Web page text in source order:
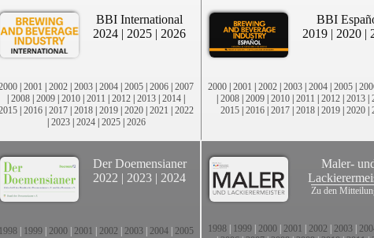
BBI International
2024 | 2025 | 2026
| 2001 | 2002 | 2003 | 2004 | 2005 | 2006 | 2007
| 2008 | 2009 | 2010 | 2011 | 2012 | 2013 | 2014 |
| 2016 | 2017 | 2018 | 2019 | 2020 | 2021 | 2022
| 2023| 2024| 2025| 2026
BBI
2019 | 2020 |
2000 | 2001 | 2002 | 2003 | 2004 | 2005 |
| 2008 | 2009 | 2010 | 2011 | 2012 | 2013 |
2015 | 2016 | 2017 | 2018 | 2019 | 2020 |
Der Doemensianer
2022 | 2023 | 2024
1998 1999 2000 2001 2002 2003 2004 2005
Maler-
Zu den
1998 1999 2000 2001 2002 2003